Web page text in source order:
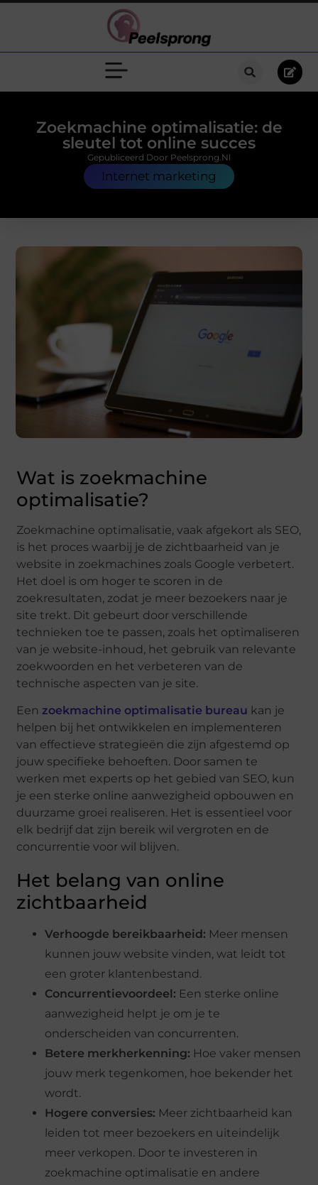
Zoekmachine optimalisatie: de
sleutel tot online succes
Internet marketing
Gepubliceerd Door Peelsprong.nl
Wat is zoekmachine
optimalisatie?
Zoekmachine optimalisatie, vaak afgekort als SEO,
is het proces waarbij je de zichtbaarheid van je
website in zoekmachines zoals Google verbetert.
Het doel is om hoger te scoren in de
zoekresultaten, zodat je meer bezoekers naar je
site trekt. Dit gebeurt door verschillende
technieken toe te passen, zoals het optimaliseren
van je website-inhoud, het gebruik van relevante
zoekwoorden en het verbeteren van de
technische aspecten van je site.
Eenzoekmachine optimalisatie bureau kan je
helpen bij het ontwikkelen en implementeren
van effectieve strategieën die zijn afgestemd op
jouw specifieke behoeften. Door samen te
werken met experts op het gebied van SEO, kun
je een sterke online aanwezigheid opbouwen en
duurzame groei realiseren. Het is essentieel voor
elk bedrijf dat zijn bereik wil vergroten en de
concurrentie voor wil blijven.
Het belang van online
zichtbaarheid
Verhoogde bereikbaarheid: Meer mensen
kunnen jouw website vinden, wat leidt tot
een groter klantenbestand.
Concurrentievoordeel: Een sterke online
aanwezigheid helpt je om je te
onderscheiden van concurrenten.
Betere merkherkenning: Hoe vaker mensen
jouw merk tegenkomen, hoe bekender het
wordt.
Hogere conversies: Meer zichtbaarheid kan
leiden tot meer bezoekers en uiteindelijk
meer verkopen. Door te investeren in
zoekmachine optimalisatie en andere